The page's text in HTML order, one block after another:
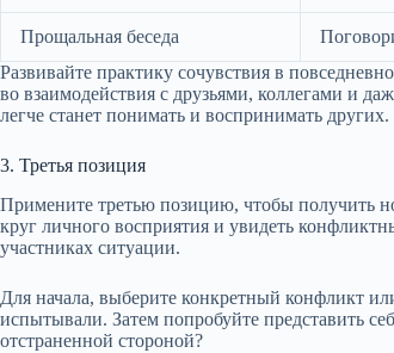
Прощальная беседа
Развивайте практику сочувствия в
во взаимодействия с друзьями, коллегами и
легче станет понимать и воспринимать других.
3. Третья позиция
Примените третью позицию, чтобы получить
круг личного восприятия и увидеть
участниках ситуации.
Для начала, выберите конкретный конфликт
испытывали. Затем попробуйте представить
отстраненной стороной?